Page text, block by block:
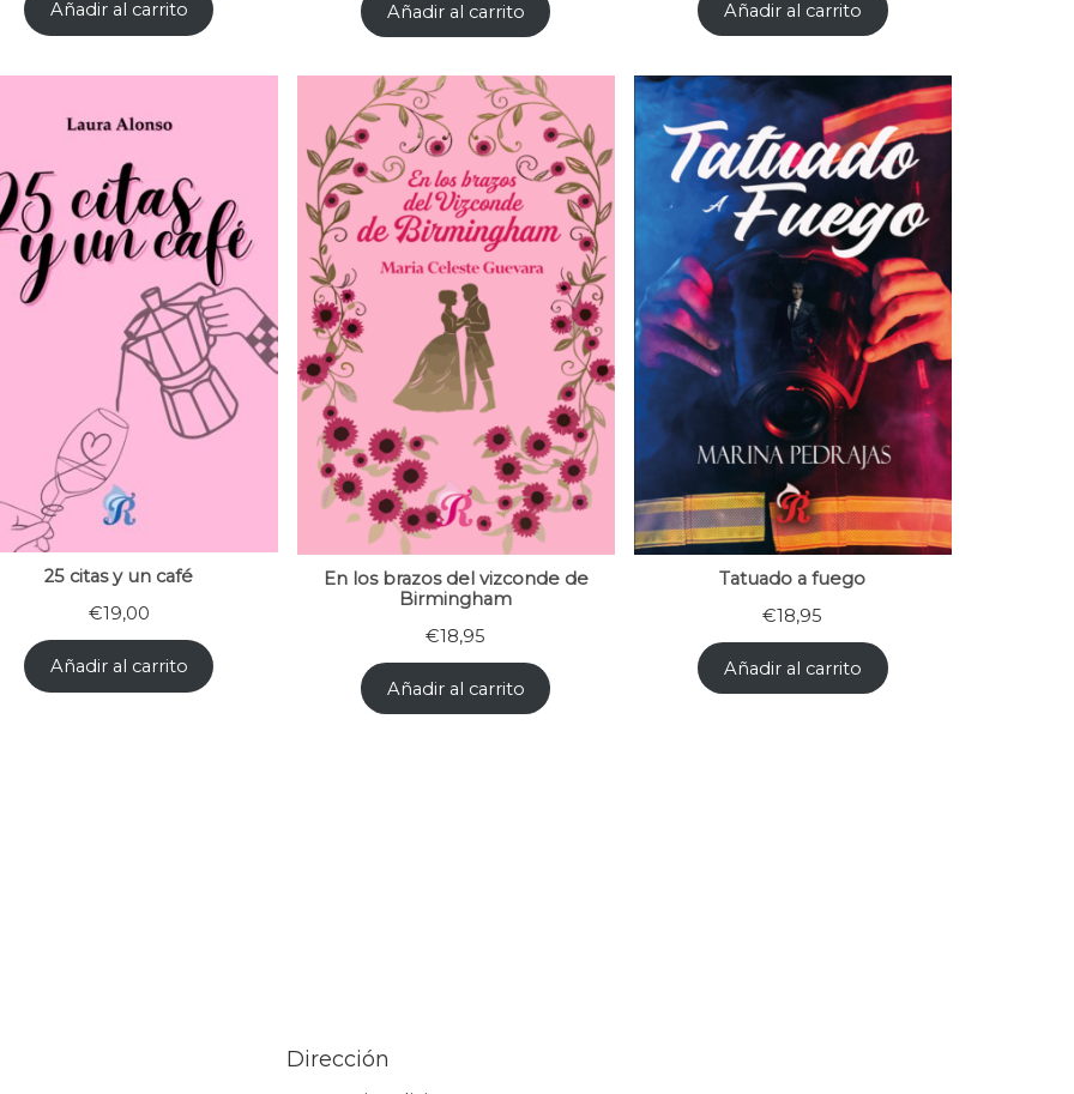
Añadir al carrito Añadir al carrito Añadir al carrito
25 citas y un café
€19,00
Añadir al carrito
En los brazos del vizconde de
Birmingham
€18,95
Añadir al carrito
Tatuado a fuego
€18,95
Añadir al carrito
Dirección